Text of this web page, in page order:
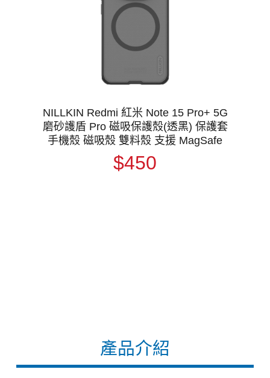
產品介紹
NILLKIN Redmi 紅米 Note 15 Pro+ 5G
磨砂護盾 Pro 磁吸保護殼(透黑) 保護套
手機殼 磁吸殼 雙料殼 支援 MagSafe
$450